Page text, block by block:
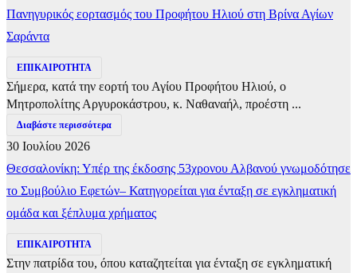
Πανηγυρικός εορτασμός του Προφήτου Ηλιού στη Βρίνα Αγίων
Σαράντα
ΕΠΙΚΑΙΡΟΤΗΤΑ
Σήμερα, κατά την εορτή του Αγίου Προφήτου Ηλιού, ο
Μητροπολίτης Αργυροκάστρου, κ. Ναθαναήλ, προέστη ...
Διαβάστε περισσότερα
30 Ιουλίου 2026
Θεσσαλονίκη: Υπέρ της έκδοσης 53χρονου Αλβανού γνωμοδότησε
το Συμβούλιο Εφετών– Κατηγορείται για ένταξη σε εγκληματική
ομάδα και ξέπλυμα χρήματος
ΕΠΙΚΑΙΡΟΤΗΤΑ
Στην πατρίδα του, όπου καταζητείται για ένταξη σε εγκληματική